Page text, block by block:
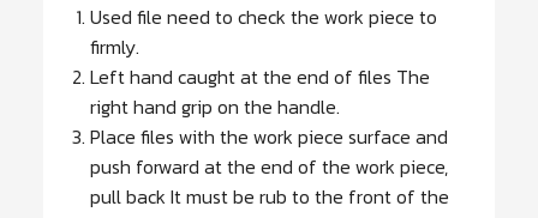
Used file need to check the work piece to
firmly.
Left hand caught at the end of files The
right hand grip on the handle.
Place files with the work piece surface and
push forward at the end of the work piece,
pull back It must be rub to the front of the